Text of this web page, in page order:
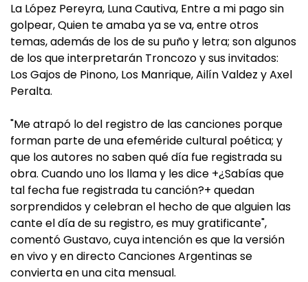
La López Pereyra, Luna Cautiva, Entre a mi pago sin
golpear, Quien te amaba ya se va, entre otros
temas, además de los de su puño y letra; son algunos
de los que interpretarán Troncozo y sus invitados:
Los Gajos de Pinono, Los Manrique, Ailín Valdez y Axel
Peralta.
"Me atrapó lo del registro de las canciones porque
forman parte de una efeméride cultural poética; y
que los autores no saben qué día fue registrada su
obra. Cuando uno los llama y les dice +¿Sabías que
tal fecha fue registrada tu canción?+ quedan
sorprendidos y celebran el hecho de que alguien las
cante el día de su registro, es muy gratificante",
comentó Gustavo, cuya intención es que la versión
en vivo y en directo Canciones Argentinas se
convierta en una cita mensual.